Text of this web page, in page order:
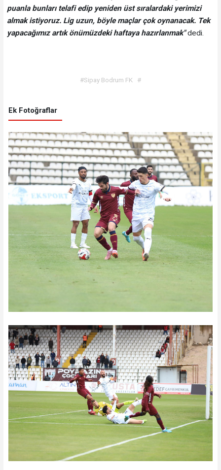
puanla bunları telafi edip yeniden üst sıralardaki yerimizi
almak istiyoruz. Lig uzun, böyle maçlar çok oynanacak. Tek
yapacağımız artık önümüzdeki haftaya hazırlanmak"dedi.
#Sipay Bodrum FK #
Ek Fotoğraflar